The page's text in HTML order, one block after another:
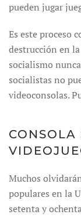
pueden jugar
Es este proceso
destrucción en
socialismo
socialistas no
videoconsolas.
CONSOLA
Muchos
populares en la
setenta y